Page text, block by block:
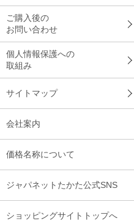
ご購入後の
お問い合わせ
個人情報保護への
取組み
サイトマップ
会社案内
価格名称について
ジャパネットたかた公式SNS
ショッピングサイトトップへ